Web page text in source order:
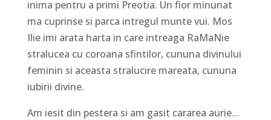
inima pentru a primi Preotia. Un fior minunat
ma cuprinse si parca intregul munte vui. Mos
Ilie imi arata harta in care intreaga RaMaNie
stralucea cu coroana sfintilor, cununa divinului
feminin si aceasta stralucire mareata, cununa
iubirii divine.
Am iesit din pestera si am gasit cararea aurie…